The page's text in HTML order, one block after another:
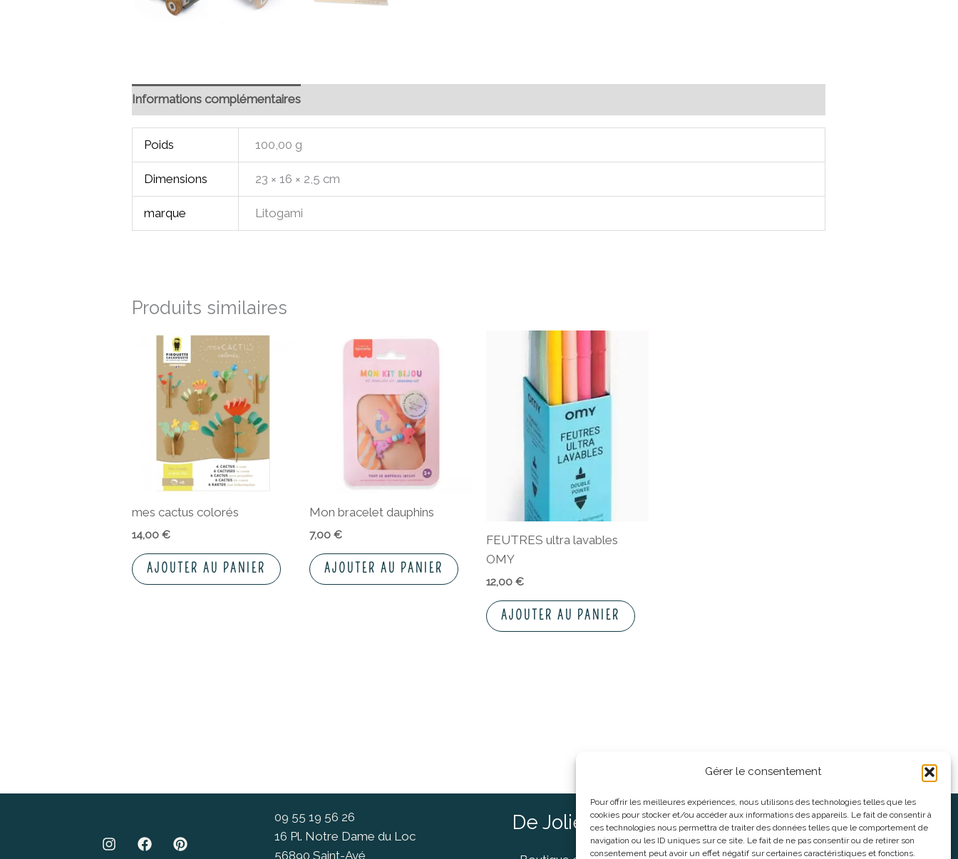
Gérer le consentement
Pour offrir les meilleures expériences, nous utilisons des technologies telles que les
cookies pour stocker et/ou accéder aux informations des appareils. Le fait de consentir à
ces technologies nous permettra de traiter des données telles que le comportement de
navigation ou les ID uniques sur ce site. Le fait de ne pas consentir ou de retirer son
consentement peut avoir un effet négatif sur certaines caractéristiques et fonctions.
Informations complémentaires
Poids 100,00 g
Dimensions 23 × 16 × 2,5 cm
marque Litogami
Produits similaires
mes cactus colorés
14,00€
AJOUTER AU PANIER
Mon bracelet dauphins
7,00 €
AJOUTER AU PANIER
FEUTRES ultra lavables
OMY
12,00 €
AJOUTER AU PANIER
09 55 19 56 26
16 Pl. Notre Dame du Loc
56890 Saint-Avé
De Jolies Choses Informations légales